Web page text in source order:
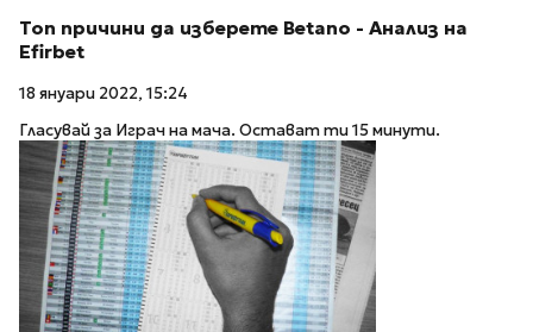
Топ причини да изберете Betano - Анализ на
Efirbet
18 януари 2022, 15:24
Гласувай за Играч на мача. Остават ти 15 минути.